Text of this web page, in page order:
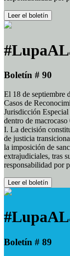
Leer el boletín
Boletín # 90
El 18 de septiembre
Casos de
Jurisdicción
dentro de
I. La decisión
de justicia
la imposición de
extrajudiciales, tras
responsabilidad por
Leer el boletín
Boletín # 89